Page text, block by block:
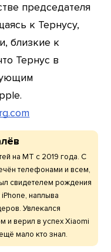
председателя
к Тернусу,
близкие к
Тернус в
на МТ с 2019 года. С
телефонами и всем,
свидетелем рождения
наплыва
Увлекался
и верил в успех Xiaomi
мало кто знал.